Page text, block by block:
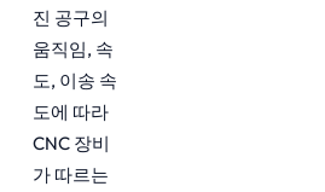
진 공구의
움직임, 속
도, 이송 속
도에 따라
CNC 장비
가 따르는